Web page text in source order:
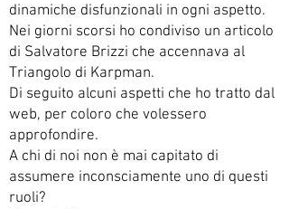
dinamiche disfunzionali in ogni aspetto.
Nei giorni scorsi ho condiviso un articolo
di Salvatore Brizzi che accennava al
Triangolo di Karpman.
Di seguito alcuni aspetti che ho tratto dal
web, per coloro che volessero
approfondire.
A chi di noi non è mai capitato di
assumere inconsciamente uno di questi
ruoli?